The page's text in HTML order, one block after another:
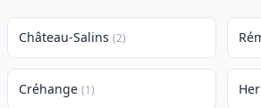
Château-Salins (2)
Créhange (1)